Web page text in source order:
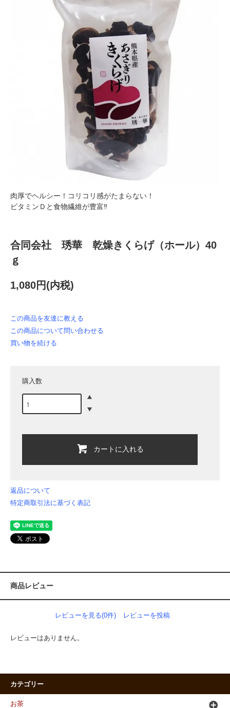
肉厚でヘルシー！コリコリ感がたまらない！
ビタミンＤと食物繊維が豊富‼
合同会社 琇華 乾燥きくらげ（ホール）40
ｇ
1,080円(内税)
この商品を友達に教える
この商品について問い合わせる
買い物を続ける
購入数
カートに入れる
返品について
特定商取引法に基づく表記
商品レビュー
レビューを見る(0件) レビューを投稿
レビューはありません。
カテゴリー
お茶